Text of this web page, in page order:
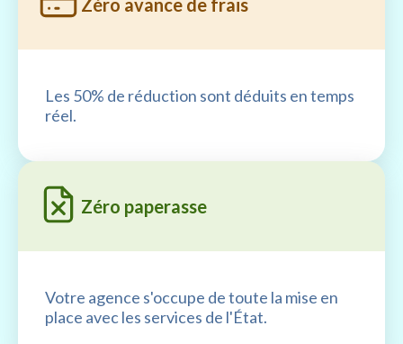
Zéro avance de frais
Les 50% de réduction sont déduits en temps
réel.
Zéro paperasse
Votre agence s'occupe de toute la mise en
place avec les services de l'État.